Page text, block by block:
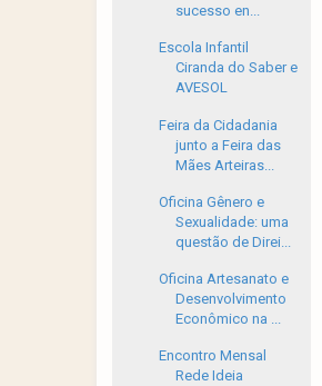
sucesso en...
Escola Infantil
Ciranda do Saber e
AVESOL
Feira da Cidadania
junto a Feira das
Mães Arteiras...
Oficina Gênero e
Sexualidade: uma
questão de Direi...
Oficina Artesanato e
Desenvolvimento
Econômico na ...
Encontro Mensal
Rede Ideia